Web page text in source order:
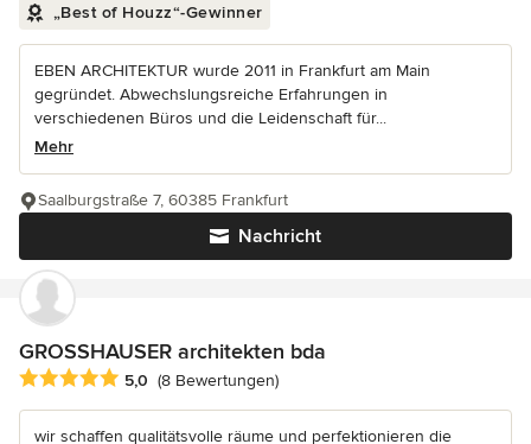
„Best of Houzz“-Gewinner
EBEN ARCHITEKTUR wurde 2011 in Frankfurt am Main
gegründet. Abwechslungsreiche Erfahrungen in
verschiedenen Büros und die Leidenschaft für...
Mehr
Nachricht
Saalburgstraße 7, 60385 Frankfurt
GROSSHAUSER architekten bda
Durchschnittliche Bewertung: 5 von 5 Sternen
5,0 (8 Bewertungen)
wir schaffen qualitätsvolle räume und perfektionieren die